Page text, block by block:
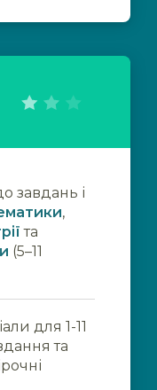
завдань і
,
та
(5–11
для 1-11
та